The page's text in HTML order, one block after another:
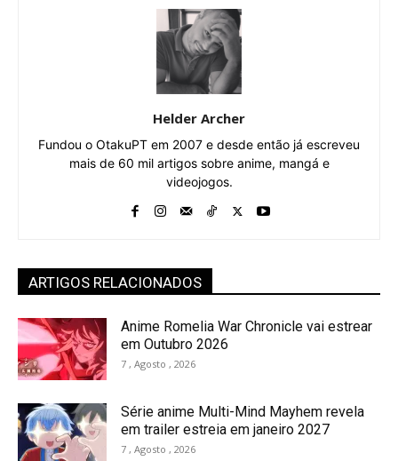
Helder Archer
Fundou o OtakuPT em 2007 e desde então já escreveu
mais de 60 mil artigos sobre anime, mangá e
videojogos.
ARTIGOS RELACIONADOS
Anime Romelia War Chronicle vai estrear
em Outubro 2026
7 , Agosto , 2026
Série anime Multi-Mind Mayhem revela
em trailer estreia em janeiro 2027
7 , Agosto , 2026